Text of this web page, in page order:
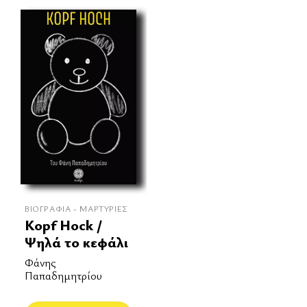
ΒΙΟΓΡΑΦΊΑ - ΜΑΡΤΥΡΊΕΣ
Kopf Hock /
Ψηλά το κεφάλι
Φάνης
Παπαδημητρίου